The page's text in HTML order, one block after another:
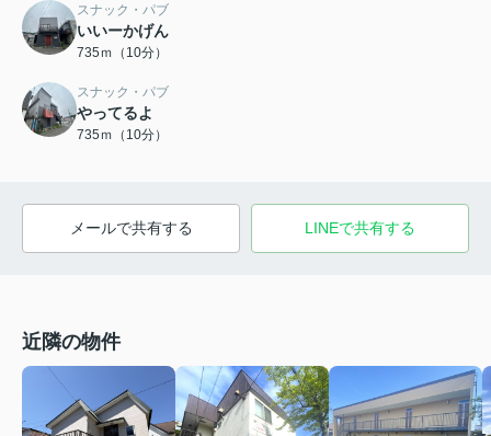
スナック・パブ
いいーかげん
735ｍ（10分）
スナック・パブ
やってるよ
735ｍ（10分）
メールで共有する LINEで共有する
近隣の物件